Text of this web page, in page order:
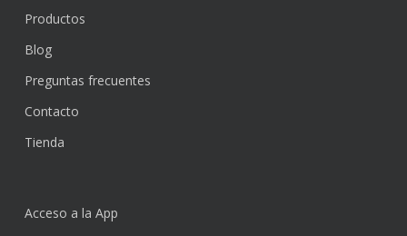
Productos
Blog
Preguntas frecuentes
Contacto
Tienda
Acceso a la App